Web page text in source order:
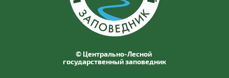
© Центрально-Лесной
государственный заповедник